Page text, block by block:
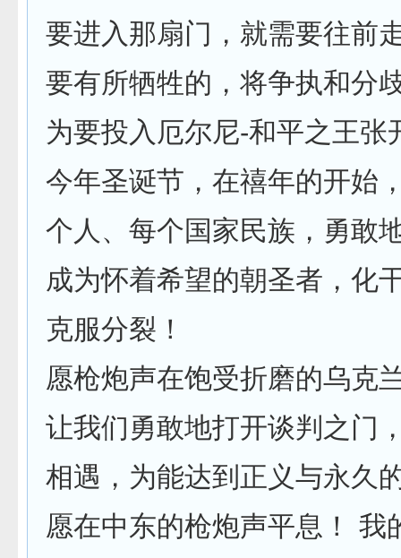
要进入那扇门，就需要往前
要有所牺牲的，将争执和分
为要投入厄尔尼-和平之王张
今年圣诞节，在禧年的开始
个人、每个国家民族，勇敢
成为怀着希望的朝圣者，化
克服分裂！
愿枪炮声在饱受折磨的乌克
让我们勇敢地打开谈判之门
相遇，为能达到正义与永久
愿在中东的枪炮声平息！ 我